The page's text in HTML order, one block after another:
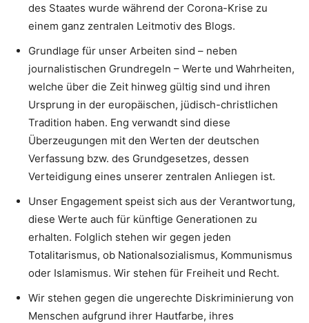
des Staates wurde während der Corona-Krise zu
einem ganz zentralen Leitmotiv des Blogs.
Grundlage für unser Arbeiten sind – neben
journalistischen Grundregeln – Werte und Wahrheiten,
welche über die Zeit hinweg gültig sind und ihren
Ursprung in der europäischen, jüdisch-christlichen
Tradition haben. Eng verwandt sind diese
Überzeugungen mit den Werten der deutschen
Verfassung bzw. des Grundgesetzes, dessen
Verteidigung eines unserer zentralen Anliegen ist.
Unser Engagement speist sich aus der Verantwortung,
diese Werte auch für künftige Generationen zu
erhalten. Folglich stehen wir gegen jeden
Totalitarismus, ob Nationalsozialismus, Kommunismus
oder Islamismus. Wir stehen für Freiheit und Recht.
Wir stehen gegen die ungerechte Diskriminierung von
Menschen aufgrund ihrer Hautfarbe, ihres